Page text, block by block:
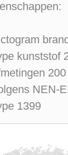
kunststof
NEN-
1399